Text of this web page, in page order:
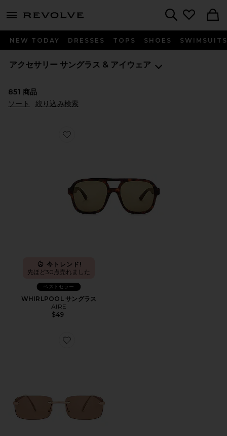
menu - shows more content
NEW TODAY DRESSES TOPS SHOES SWIMSUITS
アクセサリー サングラス & アイウェア
851 商品
ソート
絞り込み検索
Favorite WHIRLPOOL サングラス
今トレンド!
先ほど30点売れました
ベストセラー
WHIRLPOOL サングラス
AIRE
$49
Favorite URSA サングラス